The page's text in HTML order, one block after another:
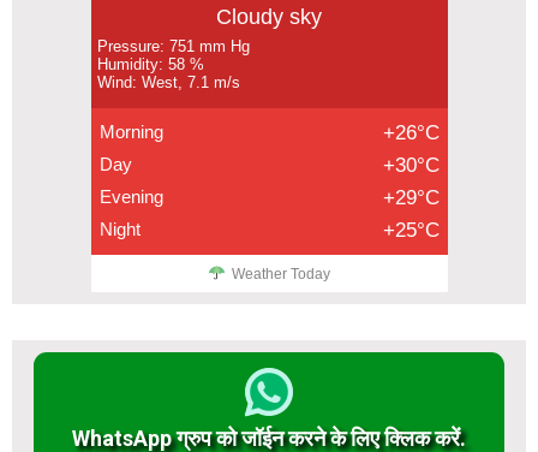
Cloudy sky
Pressure: 751 mm Hg
Humidity: 58 %
Wind: West, 7.1 m/s
Morning +26°C
Day +30°C
Evening +29°C
Night +25°C
Weather Today
WhatsApp ग्रुप को जॉईन करने के लिए क्लिक करें.